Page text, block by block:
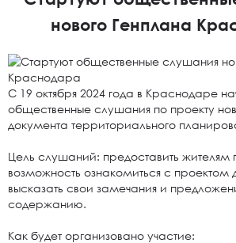
нового Генплана
С 19 октября 2024 года в Краснодаре
общественные слушания по проекту
документа территориального
Цель слушаний: предоставить жителям
возможность ознакомиться с проектом
высказать свои замечания и
содержанию.
Как будет организовано участие: